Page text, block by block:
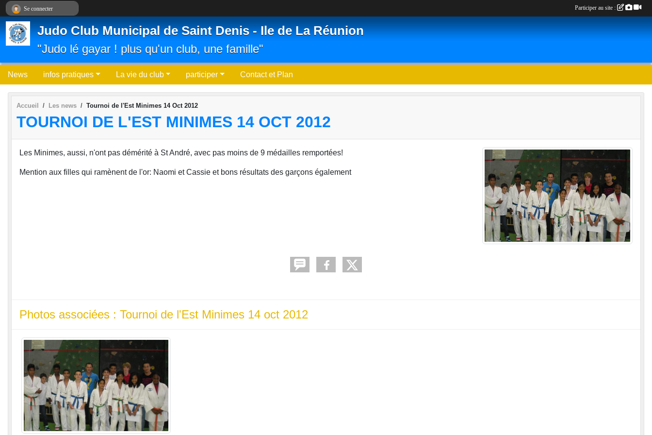
Judo Club Municipal de Saint Denis - Ile de La Réunion
"Judo lé gayar ! plus qu'un club, une famille"
News infos pratiques La vie du club participer Contact et Plan
Accueil Les news Tournoi de l'Est Minimes 14 Oct 2012
TOURNOI DE L'EST MINIMES 14 OCT 2012
Les Minimes, aussi, n'ont pas démérité à St André, avec pas moins de 9 médailles remportées!
Mention aux filles qui ramènent de l'or: Naomi et Cassie et bons résultats des garçons également
Photos associées : Tournoi de l'Est Minimes 14 oct 2012
Se connecter Participer au site :
Panneau de gestion des cookies